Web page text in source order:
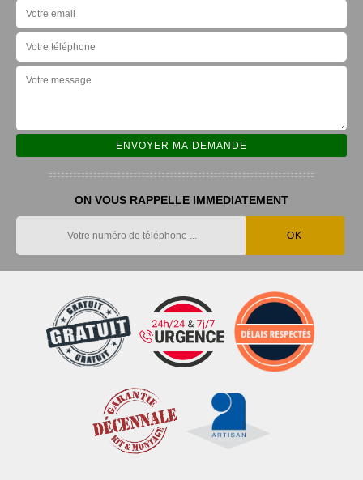
ON VOUS RAPPELLE IMMEDIATEMENT